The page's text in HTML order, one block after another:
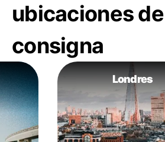
ubicaciones de
consigna
Londres